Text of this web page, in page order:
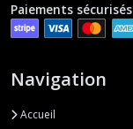
Paiements sécurisés
Navigation
Accueil